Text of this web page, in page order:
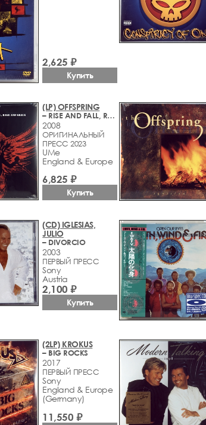
2,625 ₽
Купить
(LP) OFFSPRING
– RISE AND FALL, RAGE AND GRACE
2008
ОРИГИНАЛЬНЫЙ
ПРЕСС 2023
UMe
England & Europe
6,825 ₽
Купить
(CD) IGLESIAS,
JULIO
– DIVORCIO
2003
ПЕРВЫЙ ПРЕСС
Sony
Austria
2,100 ₽
Купить
(2LP) KROKUS
– BIG ROCKS
2017
ПЕРВЫЙ ПРЕСС
Sony
England & Europe
(Germany)
11,550 ₽